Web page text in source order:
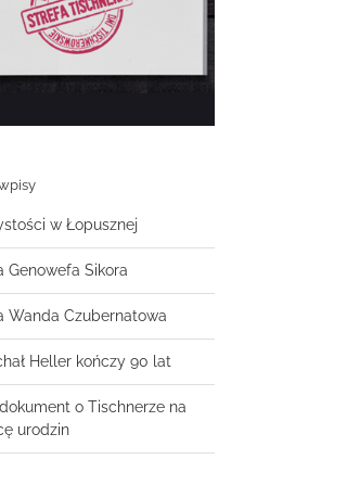
w Łopusznej
Genowefa Sikora
Wanda Czubernatowa
Heller kończy 90 lat
o Tischnerze na
urodzin